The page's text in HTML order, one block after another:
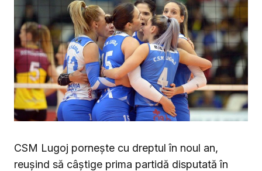
CSM Lugoj pornește cu dreptul în noul an,
reușind să câștige prima partidă disputată în